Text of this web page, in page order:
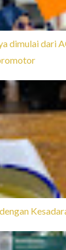
dimulai dari